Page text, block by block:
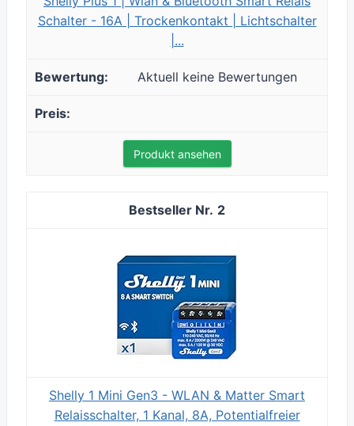
Schalter - 16A | Trockenkontakt | Lichtschalter
|...
Aktuell keine Bewertungen
Produkt ansehen
2
Shelly 1 Mini Gen3 - WLAN & Matter Smart
Relaisschalter, 1 Kanal, 8A, Potentialfreier